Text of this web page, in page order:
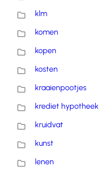
klm
komen
kopen
kosten
kraaienpootjes
krediet hypotheek
kruidvat
kunst
lenen